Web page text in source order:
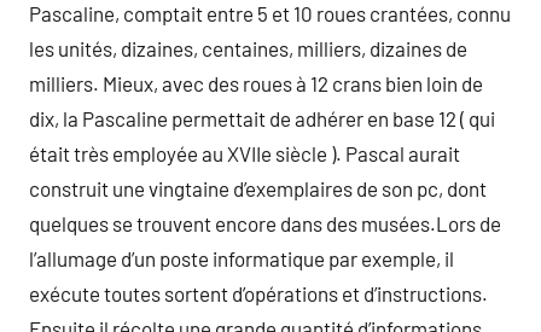
Pascaline, comptait entre 5 et 10 roues crantées, connu
les unités, dizaines, centaines, milliers, dizaines de
milliers. Mieux, avec des roues à 12 crans bien loin de
dix, la Pascaline permettait de adhérer en base 12 ( qui
était très employée au XVIIe siècle ). Pascal aurait
construit une vingtaine d’exemplaires de son pc, dont
quelques se trouvent encore dans des musées.Lors de
l’allumage d’un poste informatique par exemple, il
exécute toutes sortent d’opérations et d’instructions.